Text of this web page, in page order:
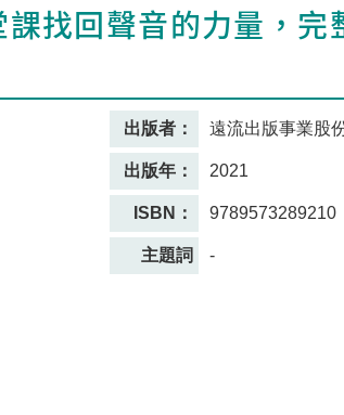
找回聲音的力量，完
出版者： 遠流出版事業股
出版年： 2021
ISBN： 9789573289210
主題詞 -